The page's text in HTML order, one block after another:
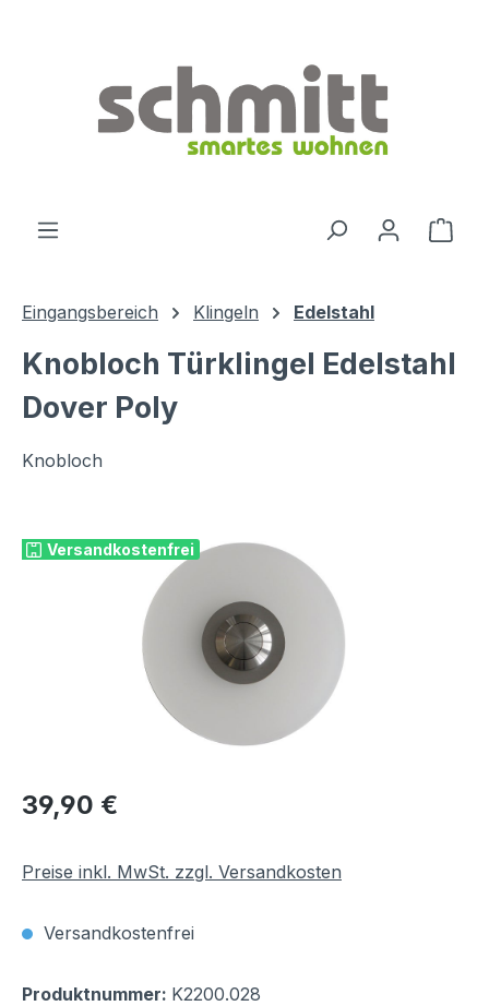
Eingangsbereich Klingeln Edelstahl
Knobloch Türklingel Edelstahl
Dover Poly
Knobloch
Versandkostenfrei
Regulärer Preis:
39,90 €
Preise inkl. MwSt. zzgl. Versandkosten
Versandkostenfrei
Produktnummer: K2200.028